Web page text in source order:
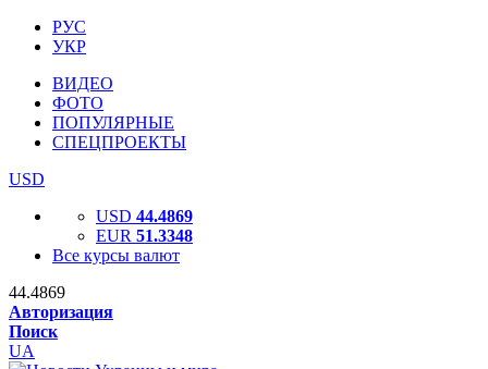
РУС
УКР
ВИДЕО
ФОТО
ПОПУЛЯРНЫЕ
СПЕЦПРОЕКТЫ
USD
USD 44.4869
EUR 51.3348
Все курсы валют
44.4869
Авторизация
Поиск
UA